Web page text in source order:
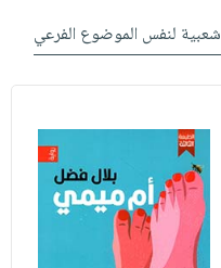
شعبية لنفس الموضوع الفرعي